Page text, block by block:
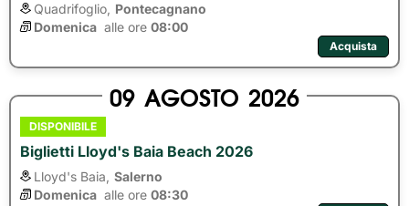
Quadrifoglio, Pontecagnano
Domenica alle ore 08:00
Acquista
09 AGOSTO 2026
DISPONIBILE
Biglietti Lloyd's Baia Beach 2026
Lloyd's Baia, Salerno
Domenica alle ore 08:30